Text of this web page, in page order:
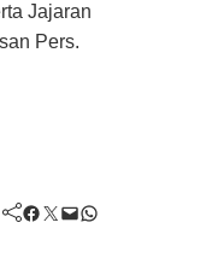
Jajaran
Pers.
Facebook Twitter Mail WhatsApp